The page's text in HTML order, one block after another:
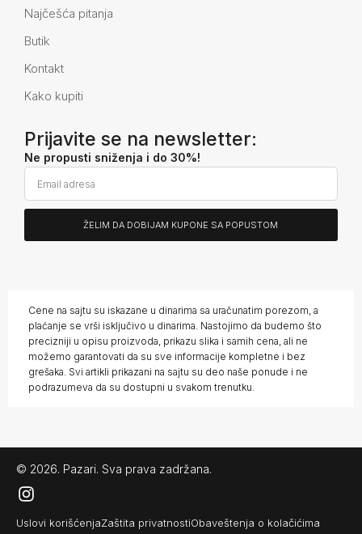
Najčešća pitanja
Butik
Kontakt
Kako kupiti
Prijavite se na newsletter:
Ne propusti sniženja i do 30%!
ŽELIM DA DOBIJAM KUPONE SA POPUSTOM
Cene na sajtu su iskazane u dinarima sa uračunatim porezom, a
plaćanje se vrši isključivo u dinarima. Nastojimo da budemo što
precizniji u opisu proizvoda, prikazu slika i samih cena, ali ne
možemo garantovati da su sve informacije kompletne i bez
grešaka. Svi artikli prikazani na sajtu su deo naše ponude i ne
podrazumeva da su dostupni u svakom trenutku.
© 2026. Pazari. Sva prava zadržana.
Uslovi korišćenjaZaštita privatnostiObaveštenja o kolačićima